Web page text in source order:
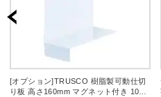
[オプション]TRUSCO 樹脂製可動仕切
り板 高さ160mm マグネット付き 10個